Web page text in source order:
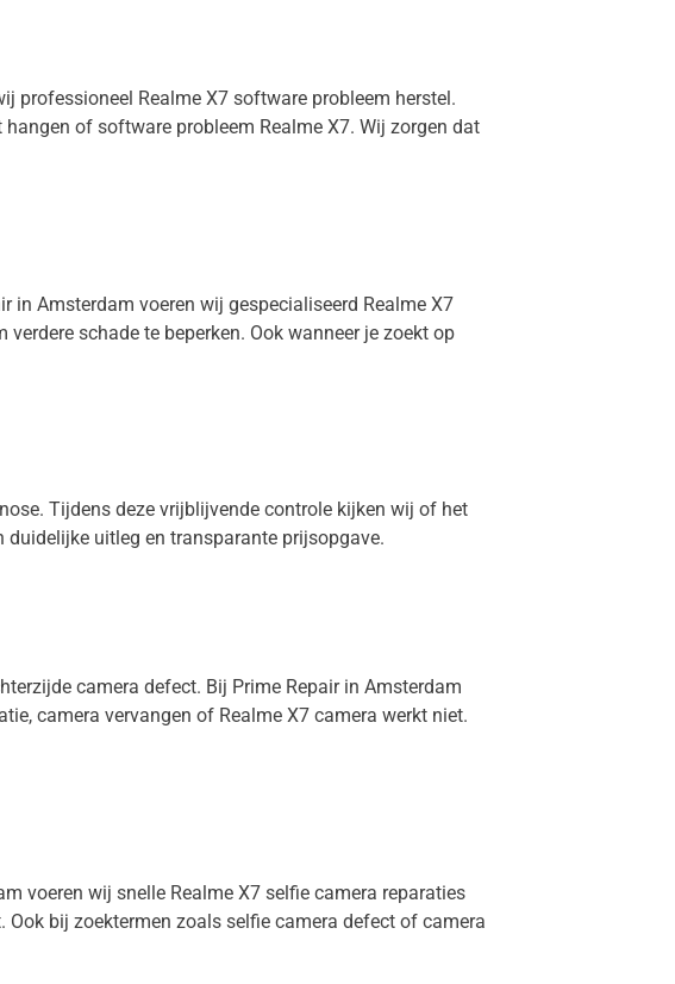
professioneel Realme X7 software probleem herstel.
of software probleem Realme X7. Wij zorgen dat
in Amsterdam voeren wij gespecialiseerd Realme X7
schade te beperken. Ook wanneer je zoekt op
Tijdens deze vrijblijvende controle kijken wij of het
uitleg en transparante prijsopgave.
camera defect. Bij Prime Repair in Amsterdam
camera vervangen of Realme X7 camera werkt niet.
voeren wij snelle Realme X7 selfie camera reparaties
bij zoektermen zoals selfie camera defect of camera